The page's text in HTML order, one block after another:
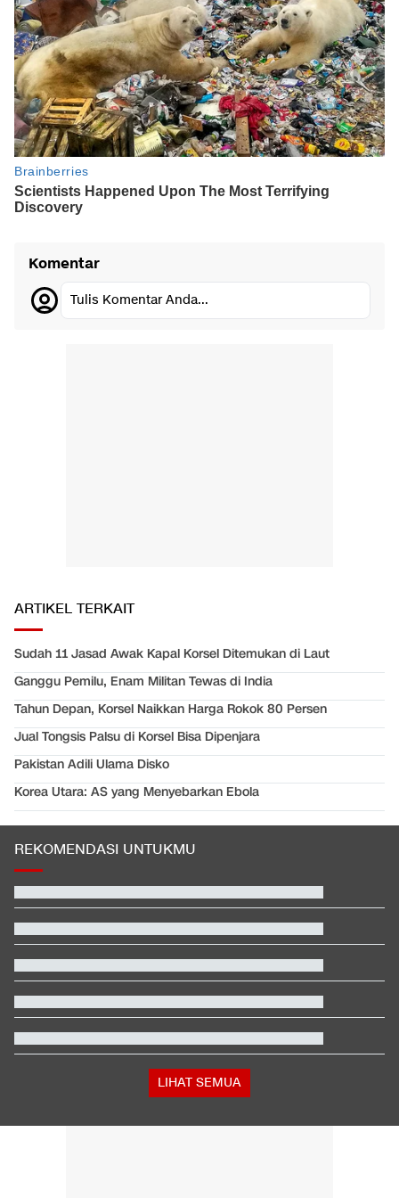
Komentar
Tulis Komentar Anda...
ARTIKEL TERKAIT
Sudah 11 Jasad Awak Kapal Korsel Ditemukan di Laut
Ganggu Pemilu, Enam Militan Tewas di India
Tahun Depan, Korsel Naikkan Harga Rokok 80 Persen
Jual Tongsis Palsu di Korsel Bisa Dipenjara
Pakistan Adili Ulama Disko
Korea Utara: AS yang Menyebarkan Ebola
REKOMENDASI UNTUKMU
Terbanyak dalam Sejarah, 3.323 Warga India Diusir dari
Kanada
Jadwal Siaran Langsung Veda Ega di Moto3 Inggris 2026
EDUSPORTS: Beda Piala AFF dengan FIFA ASEAN Cup
Saling Balas di Perbatasan, Spanyol Perketat Kedatangan Turis
Italia
Berada dalam Satu Negara, Apa Beda Pasukan Houthi & Militer
Yaman?
Iran: Pasukan Asing Harus Pergi dari Timteng demi Stabilitas